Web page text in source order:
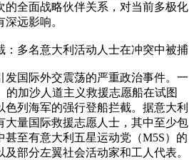
的全面战略伙伴关系，对当前多极化
远影响。
：多名意大利活动人士在冲突中被捕
发国际外交震荡的严重政治事件。一
的加沙人道主义救援志愿船在试图
列海军的强行登船拦截。据意大利
大量国际救援志愿人士，其中至少包
甚至有意大利五星运动党（M5S）的
部分左翼社会活动家和工人代表。